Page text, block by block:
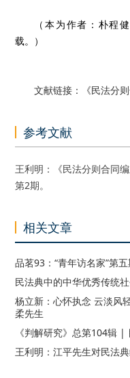
（本为作者：朴程
载。）
文献链接：《民法分
参考文献
王利明：《民法分则合同
第2期。
相关文章
品茗93：“青年访名家”第
民法典中的中华优秀传统
杨立新：心怀执念 云淡
柔先生
《判解研究》总第104辑 |
王利明：江平先生对民法